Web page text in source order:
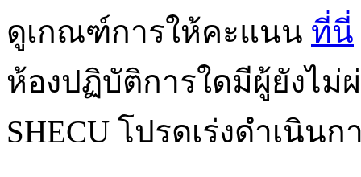
ดูเกณฑ์การให้คะแนน ที่นี่
ห้องปฏิบัติการใดมีผู้ยังไ
SHECU โปรดเร่งดำเนินก